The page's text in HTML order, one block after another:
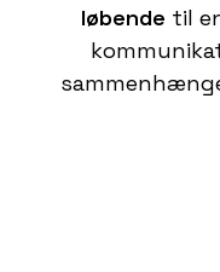
løbende til